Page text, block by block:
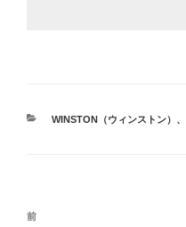
カ
WINSTON（ウィンストン） 、
投
前
前